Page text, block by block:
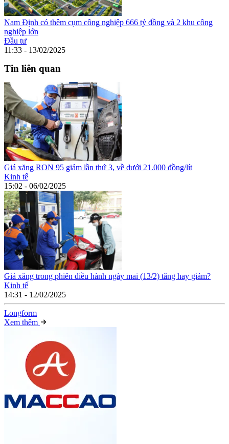
Nam Định có thêm cụm công nghiệp 666 tỷ đồng và 2 khu công
nghiệp lớn
Đầu tư
11:33 - 13/02/2025
Tin liên quan
Giá xăng RON 95 giảm lần thứ 3, về dưới 21.000 đồng/lít
Kinh tế
15:02 - 06/02/2025
Giá xăng trong phiên điều hành ngày mai (13/2) tăng hay giảm?
Kinh tế
14:31 - 12/02/2025
Longform
Xem thêm